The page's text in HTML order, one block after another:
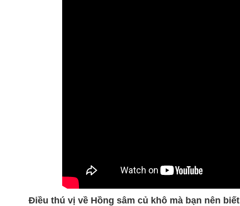
Điều thú vị về Hồng sâm củ khô mà bạn nên biết